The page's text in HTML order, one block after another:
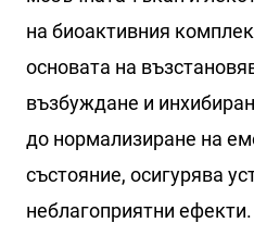
на биоактивния
основата на
възбуждане и
до нормализиране на
състояние, осигурява
неблагоприятни ефекти.